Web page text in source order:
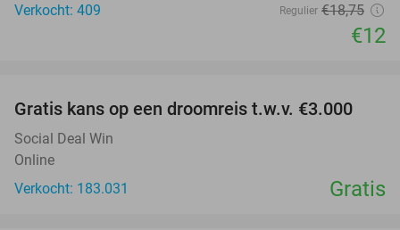
Verkocht: 409
Regulier €18,75
€12
Gratis kans op een droomreis t.w.v. €3.000
Social Deal Win
Online
Verkocht: 183.031
Gratis